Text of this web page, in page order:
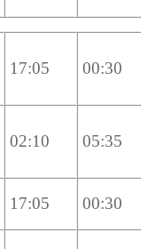
17:05 00:30
02:10 05:35
17:05 00:30